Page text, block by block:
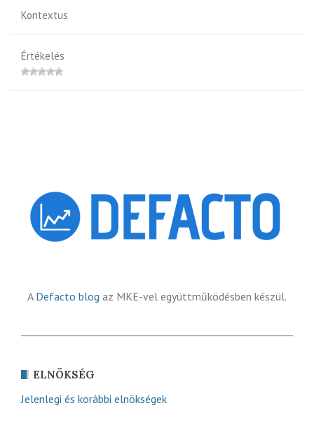
Kontextus
Értékelés
A Defacto blog az MKE-vel együttműködésben készül.
ELNÖKSÉG
Jelenlegi és korábbi elnökségek